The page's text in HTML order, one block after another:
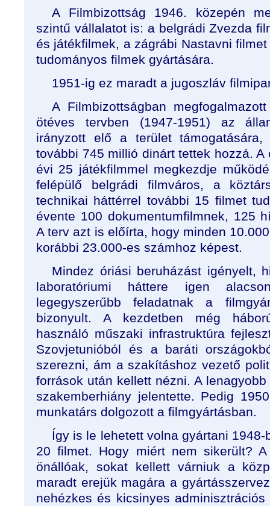
A Filmbizottság 1946. közepén
szintű vállalatot is: a belgrádi Zvezda
és játékfilmek, a zágrábi Nastavni
tudományos filmek gyártására.
1951-ig ez maradt a jugoszláv
A Filmbizottságban
ötéves tervben (1947-1951) az
irányzott elő a terület
további 745 millió dinárt tettek hozzá.
évi 25 játékfilmmel megkezdje
felépülő belgrádi filmváros, a
technikai háttérrel további 15 filmet
évente 100 dokumentumfilmnek, 125
A terv azt is előírta, hogy minden
korábbi 23.000-es számhoz képest.
Mindez óriási beruházást igényelt,
laboratóriumi háttere igen
legegyszerűbb feladatnak a
bizonyult. A kezdetben még
használó műszaki infrastruktúra
Szovjetunióból és a baráti
szerezni, ám a szakításhoz vezető
források után kellett nézni. A
szakemberhiány jelentette. Pedig
munkatárs dolgozott a filmgyártásban.
Így is le lehetett volna gyártani
20 filmet. Hogy miért nem sikerült?
önállóak, sokat kellett várniuk a
maradt erejük magára a
nehézkes és kicsinyes